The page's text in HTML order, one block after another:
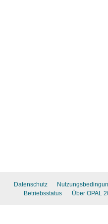
Datenschutz
Betriebsstatus
Über OPAL